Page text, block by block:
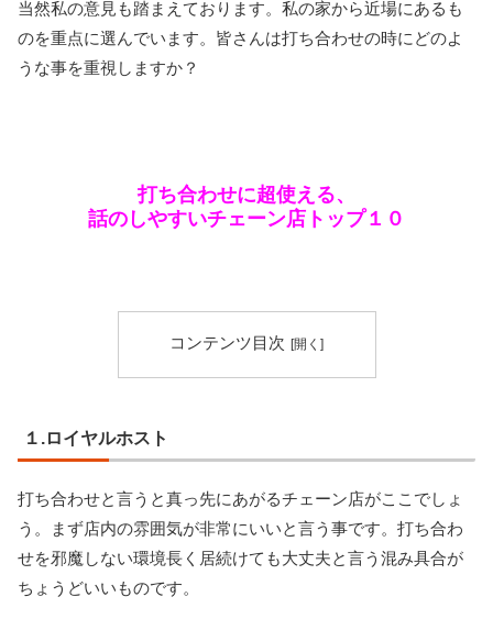
当然私の意見も踏まえております。私の家から近場にあるも
のを重点に選んでいます。皆さんは打ち合わせの時にどのよ
うな事を重視しますか？
打ち合わせに超使える、
話のしやすいチェーン店トップ１０
コンテンツ目次
１.ロイヤルホスト
打ち合わせと言うと真っ先にあがるチェーン店がここでしょ
う。まず店内の雰囲気が非常にいいと言う事です。打ち合わ
せを邪魔しない環境長く居続けても大丈夫と言う混み具合が
ちょうどいいものです。